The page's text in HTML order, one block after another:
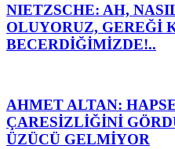
NIETZSCHE: AH,
OLUYORUZ, GEREĞİ
BECERDİĞİMİZDE!..
AHMET ALTAN:
ÇARESİZLİĞİNİ
ÜZÜCÜ GELMİYOR